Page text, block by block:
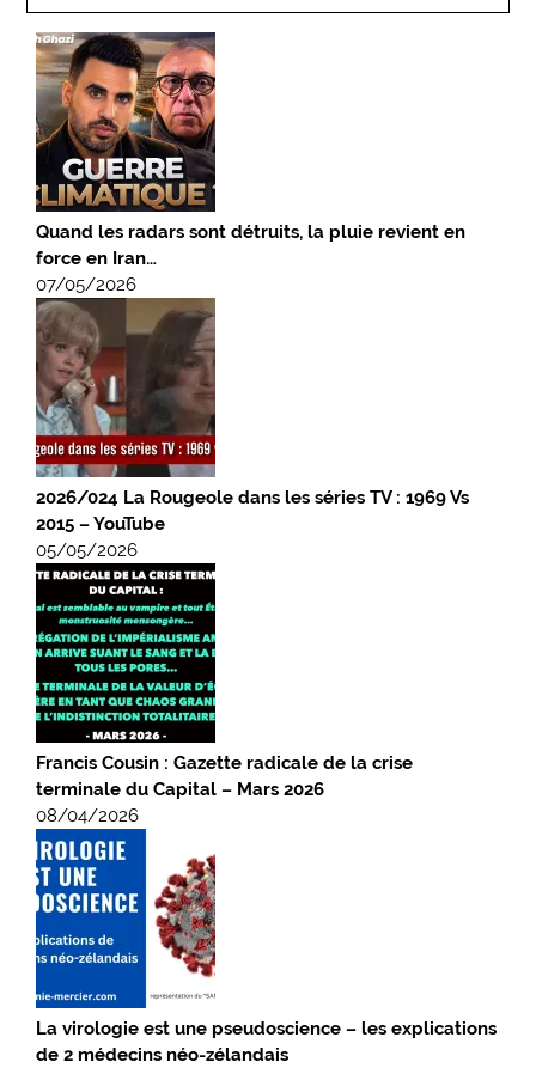
Quand les radars sont détruits, la pluie revient en
force en Iran…
07/05/2026
2026/024 La Rougeole dans les séries TV : 1969 Vs
2015 – YouTube
05/05/2026
Francis Cousin : Gazette radicale de la crise
terminale du Capital – Mars 2026
08/04/2026
La virologie est une pseudoscience – les explications
de 2 médecins néo-zélandais